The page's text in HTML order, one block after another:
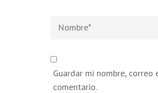
Nombre
Guardar mi nombre,
comentario.